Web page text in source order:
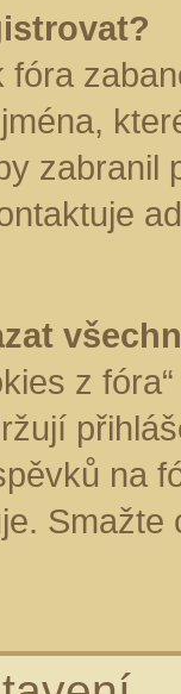
zabranil
z
na